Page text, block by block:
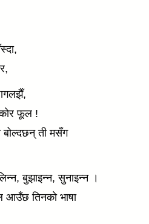
फूल !
ती मसँग
बुझाइन्न, सुनाइन्न ।
आउँछ तिनको भाषा